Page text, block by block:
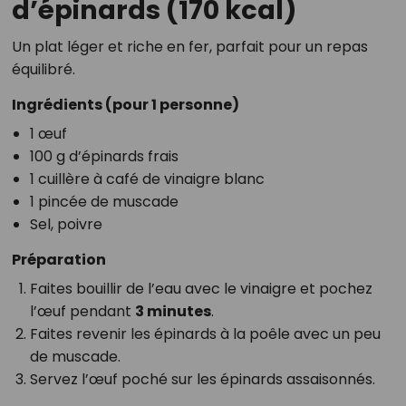
d’épinards (170 kcal)
Un plat léger et riche en fer, parfait pour un repas
équilibré.
Ingrédients (pour 1 personne)
1 œuf
100 g d’épinards frais
1 cuillère à café de vinaigre blanc
1 pincée de muscade
Sel, poivre
Préparation
Faites bouillir de l’eau avec le vinaigre et pochez
l’œuf pendant 3 minutes.
Faites revenir les épinards à la poêle avec un peu
de muscade.
Servez l’œuf poché sur les épinards assaisonnés.